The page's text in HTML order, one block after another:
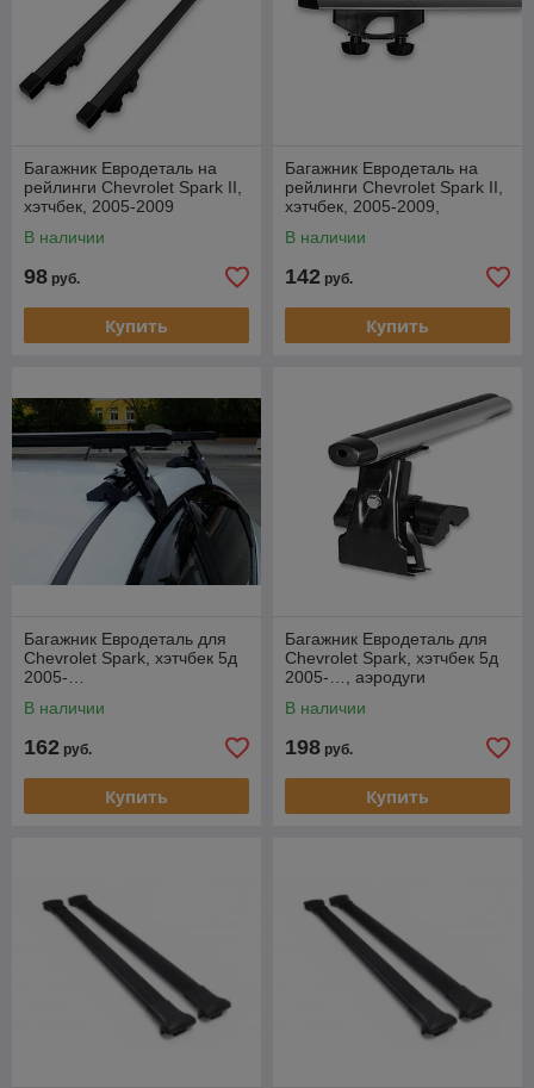
Багажник Евродеталь на
рейлинги Chevrolet Spark II,
хэтчбек, 2005-2009
В наличии
98 руб.
Купить
Багажник Евродеталь на
рейлинги Chevrolet Spark II,
хэтчбек, 2005-2009,
В наличии
142 руб.
Купить
Багажник Евродеталь для
Chevrolet Spark, хэтчбек 5д
2005-…
В наличии
162 руб.
Купить
Багажник Евродеталь для
Chevrolet Spark, хэтчбек 5д
2005-…, аэродуги
В наличии
198 руб.
Купить